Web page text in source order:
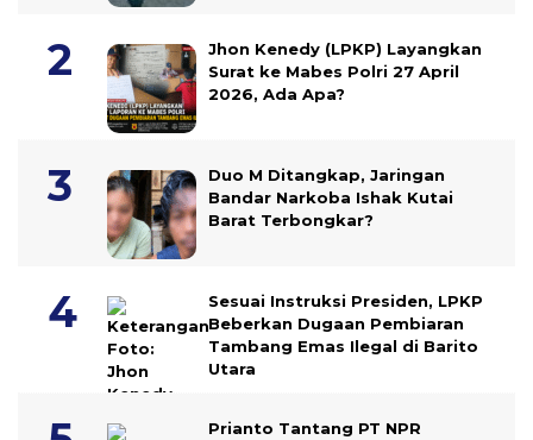
Jhon Kenedy (LPKP) Layangkan
Surat ke Mabes Polri 27 April
2026, Ada Apa?
Duo M Ditangkap, Jaringan
Bandar Narkoba Ishak Kutai
Barat Terbongkar?
Sesuai Instruksi Presiden, LPKP
Beberkan Dugaan Pembiaran
Tambang Emas Ilegal di Barito
Utara
Prianto Tantang PT NPR